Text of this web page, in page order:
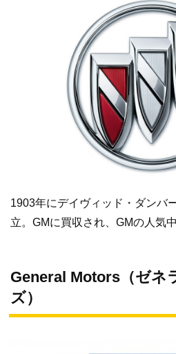
1903年にデイヴィッド・ダンバ
立。GMに買収され、GMの人気
General Motors（ゼネ
ズ）